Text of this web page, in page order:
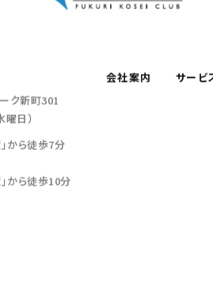
ク新町301
日）
から徒歩7分
から徒歩10分
会社案内 サービ